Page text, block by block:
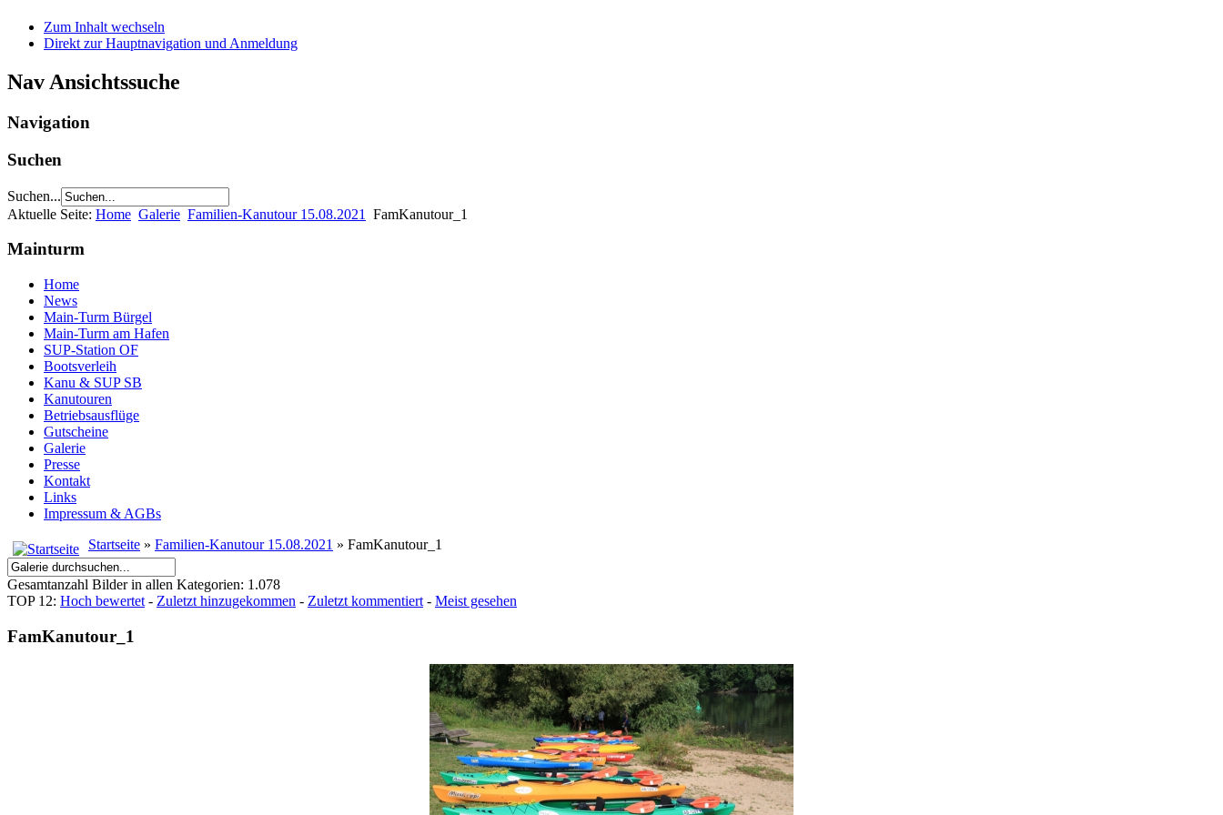
Zum Inhalt wechseln
Direkt zur Hauptnavigation und Anmeldung
Nav Ansichtssuche
Navigation
Suchen
Suchen...
Aktuelle Seite: Home Galerie Familien-Kanutour 15.08.2021 FamKanutour_1
Mainturm
Home
News
Main-Turm Bürgel
Main-Turm am Hafen
SUP-Station OF
Bootsverleih
Kanu & SUP SB
Kanutouren
Betriebsausflüge
Gutscheine
Galerie
Presse
Kontakt
Links
Impressum & AGBs
Startseite » Familien-Kanutour 15.08.2021 » FamKanutour_1
Gesamtanzahl Bilder in allen Kategorien: 1.078
TOP 12: Hoch bewertet - Zuletzt hinzugekommen - Zuletzt kommentiert - Meist gesehen
FamKanutour_1